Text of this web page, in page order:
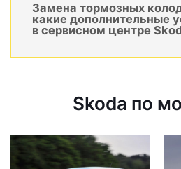
Замена тормозных
какие дополнительные
в сервисном центре
Skoda по